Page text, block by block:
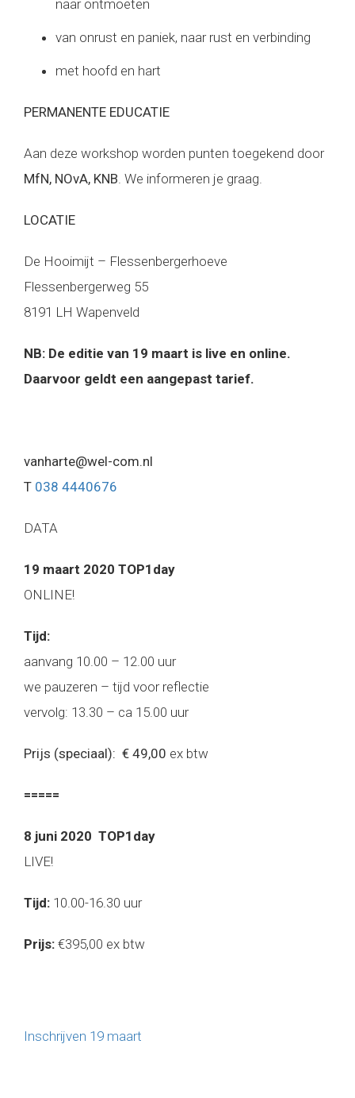
naar ontmoeten
van onrust en paniek, naar rust en verbinding
met hoofd en hart
PERMANENTE EDUCATIE
Aan deze workshop worden punten toegekend door
MfN, NOvA, KNB. We informeren je graag.
LOCATIE
De Hooimijt – Flessenbergerhoeve
Flessenbergerweg 55
8191 LH Wapenveld
NB: De editie van 19 maart is live en online.
Daarvoor geldt een aangepast tarief.
vanharte@wel-com.nl
T 038 4440676
DATA
19 maart 2020 TOP1day
ONLINE!
Tijd:
aanvang 10.00 – 12.00 uur
we pauzeren – tijd voor reflectie
vervolg: 13.30 – ca 15.00 uur
Prijs (speciaal): € 49,00 ex btw
=====
8 juni 2020 TOP1day
LIVE!
Tijd: 10.00-16.30 uur
Prijs: €395,00 ex btw
Inschrijven 19 maart